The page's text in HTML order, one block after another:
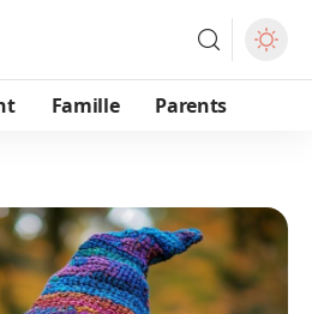
Famille Parents